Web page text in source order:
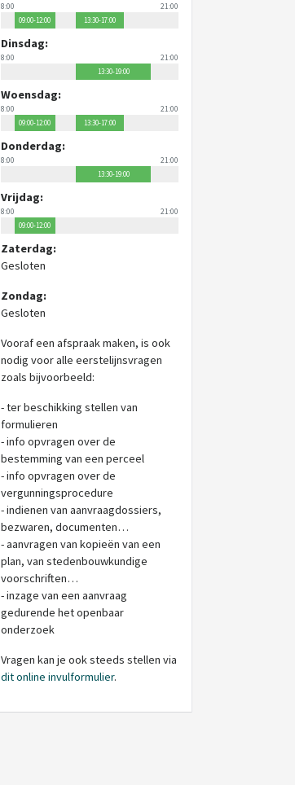
8:00 21:00
09:00-12:00 13:30-17:00
Dinsdag:
8:00 21:00
13:30-19:00
Woensdag:
8:00 21:00
09:00-12:00 13:30-17:00
Donderdag:
8:00 21:00
13:30-19:00
Vrijdag:
8:00 21:00
09:00-12:00
Zaterdag:
Gesloten
Zondag:
Gesloten
Vooraf een afspraak maken, is ook
nodig voor alle eerstelijnsvragen
zoals bijvoorbeeld:
- ter beschikking stellen van
formulieren
- info opvragen over de
bestemming van een perceel
- info opvragen over de
vergunningsprocedure
- indienen van aanvraagdossiers,
bezwaren, documenten…
- aanvragen van kopieën van een
plan, van stedenbouwkundige
voorschriften…
- inzage van een aanvraag
gedurende het openbaar
onderzoek
Vragen kan je ook steeds stellen via
dit online invulformulier.